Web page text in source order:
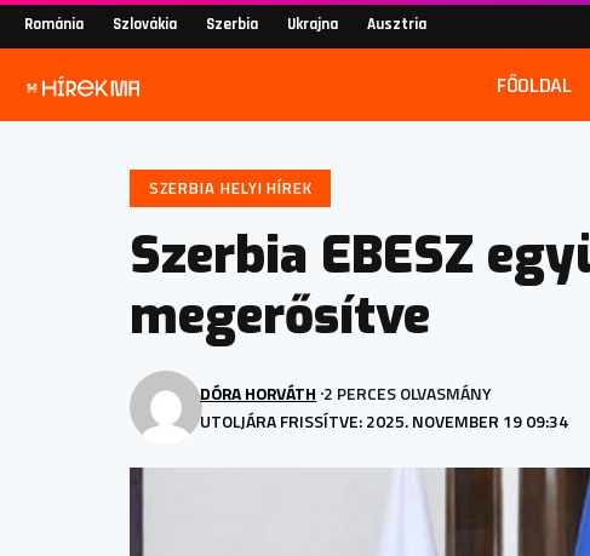
Románia Szlovákia Szerbia Ukrajna Ausztria
FŐOLDAL
SZERBIA HELYI HÍREK
Szerbia EBESZ
megerősítve
UTOLJÁRA FRISSÍTVE: 2025. NOVEMBER 19 09:34
DÓRA HORVÁTH 2 PERCES OLVASMÁNY